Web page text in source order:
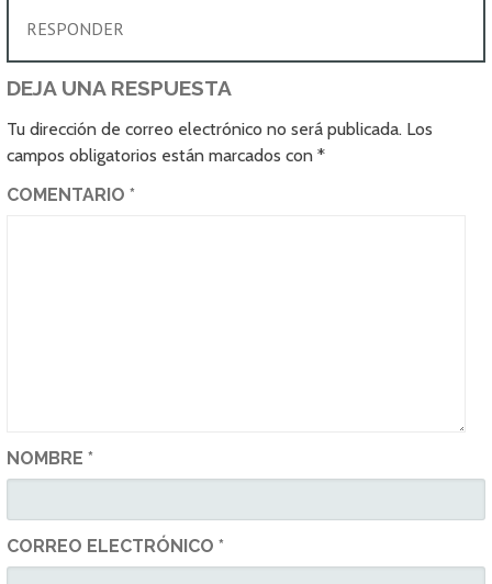
RESPONDER
DEJA UNA RESPUESTA
Tu dirección de correo electrónico no será publicada. Los
campos obligatorios están marcados con*
COMENTARIO*
NOMBRE*
CORREO ELECTRÓNICO*